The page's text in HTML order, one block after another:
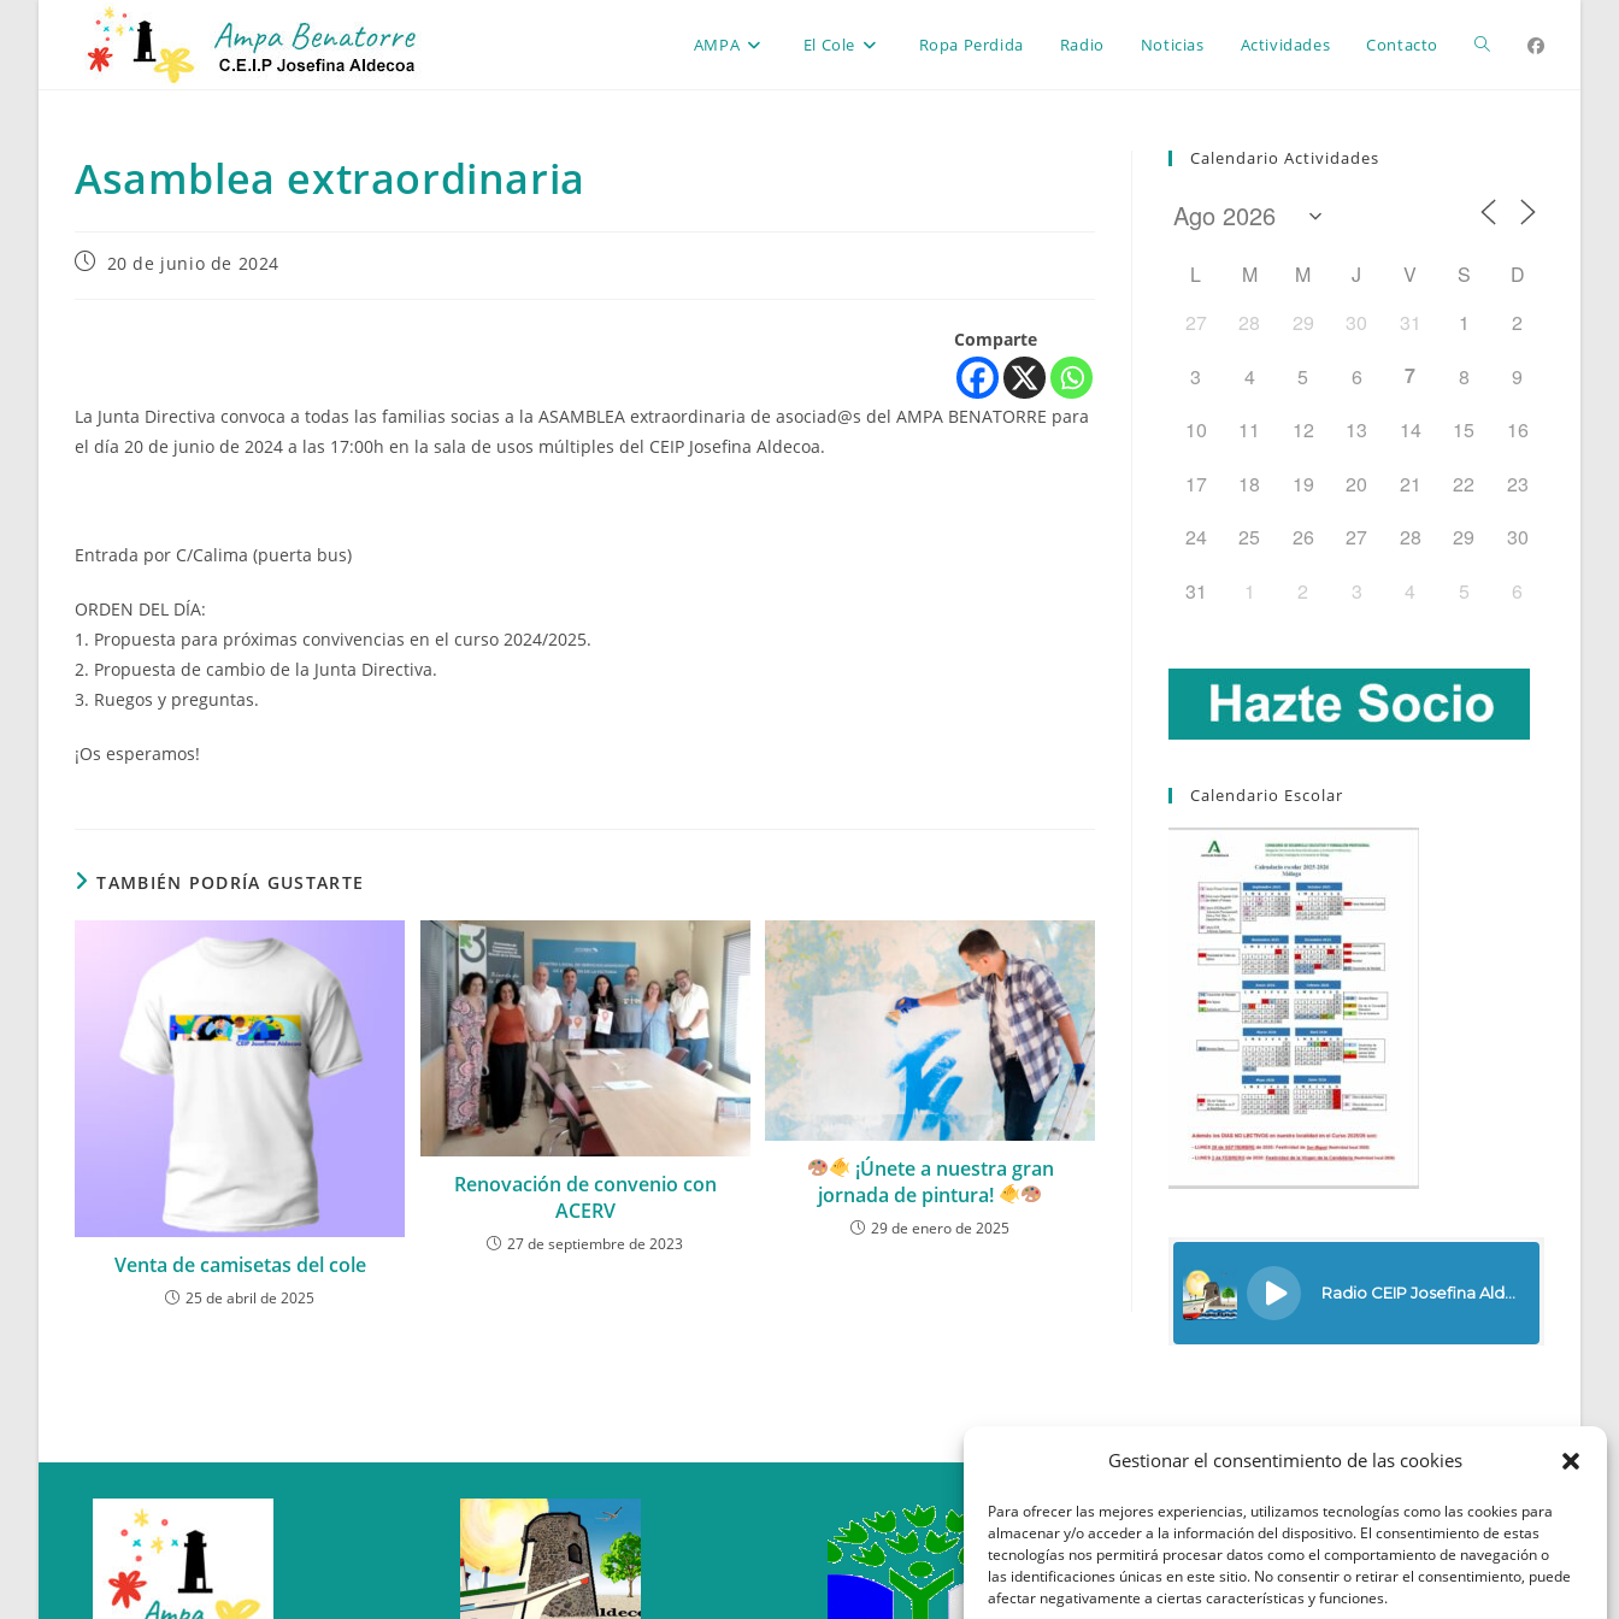
Gestionar el consentimiento de las cookies
Para ofrecer las mejores experiencias, utilizamos tecnologías como las cookies para
almacenar y/o acceder a la información del dispositivo. El consentimiento de estas
tecnologías nos permitirá procesar datos como el comportamiento de navegación o
las identificaciones únicas en este sitio. No consentir o retirar el consentimiento, puede
afectar negativamente a ciertas características y funciones.
AMPA El Cole Ropa Perdida Radio Noticias Actividades Contacto Alternar
de
Asamblea extraordinaria
Publicación
20 de junio de 2024
Comparte
La Junta Directiva convoca a todas las familias socias a la ASAMBLEA extraordinaria de asociad@s del AMPA BENATORRE para
el día 20 de junio de 2024 a las 17:00h en la sala de usos múltiples del CEIP Josefina Aldecoa.
Entrada por C/Calima (puerta bus)
ORDEN DEL DÍA:
1. Propuesta para próximas convivencias en el curso 2024/2025.
2. Propuesta de cambio de la Junta Directiva.
3. Ruegos y preguntas.
¡Os esperamos!
TAMBIÉN PODRÍA GUSTARTE
Venta de camisetas del cole
25 de abril de 2025
Renovación de convenio con
ACERV
27 de septiembre de 2023
¡Únete a nuestra gran
jornada de pintura!
29 de enero de 2025
Calendario Actividades
L M M J V S
D
27
28 29 30 31 1
2
3
4 5 6 7 8
9
10
11 12 13 14 15
16
17
18 19 20 21 22
23
24
25 26 27 28 29
30
31
1 2 3 4 5 6
Calendario Escolar
Política de Cookies
Política de Privacidad